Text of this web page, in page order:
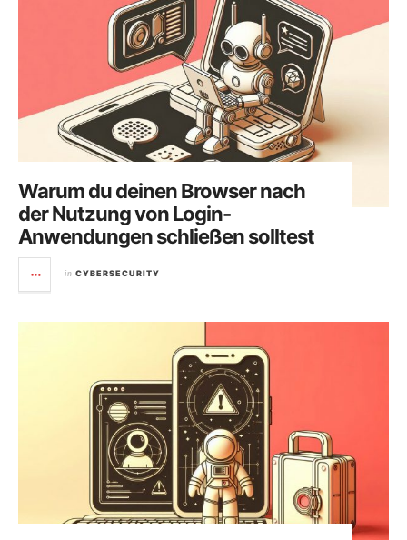
Warum du deinen Browser nach
der Nutzung von Login-
Anwendungen schließen solltest
in CYBERSECURITY